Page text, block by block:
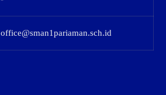
office@sman1pariaman.sch.id